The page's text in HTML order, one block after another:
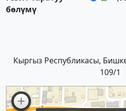
бөлүмү
Кыргыз Республикасы,
109/1